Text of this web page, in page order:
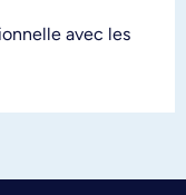
avec les